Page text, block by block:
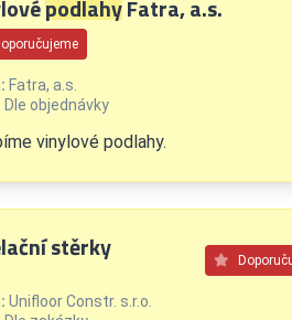
podlahyFatra, a.s.
Fatra, a.s.
Dle objednávky
vinylové podlahy.
stěrky
Unifloor Constr. s.r.o.